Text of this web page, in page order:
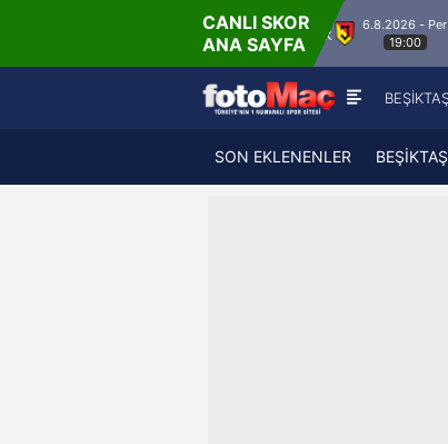
CANLI SKOR
ANA SAYFA
Jagiellonia Bialystok
6.8.2026 - Per
19:00
SON EKLENENLER BEŞİKTAŞ